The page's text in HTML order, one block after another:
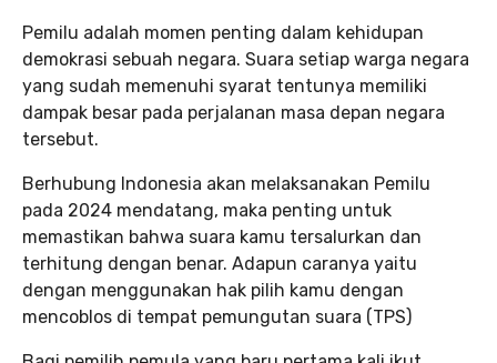
Pemilu adalah momen penting dalam kehidupan
demokrasi sebuah negara. Suara setiap warga negara
yang sudah memenuhi syarat tentunya memiliki
dampak besar pada perjalanan masa depan negara
tersebut.
Berhubung Indonesia akan melaksanakan Pemilu
pada 2024 mendatang, maka penting untuk
memastikan bahwa suara kamu tersalurkan dan
terhitung dengan benar. Adapun caranya yaitu
dengan menggunakan hak pilih kamu dengan
mencoblos di tempat pemungutan suara (TPS)